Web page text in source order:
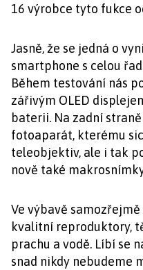
16 výrobce tyto fukce
Jasně, že se jedná o
smartphone s celou
Během testování nás
zářivým OLED
baterii. Na zadní
fotoaparát, kterému
teleobjektiv, ale i tak
nově také
Ve výbavě
kvalitní reproduktory,
prachu a vodě. Líbí se
snad nikdy nebudeme